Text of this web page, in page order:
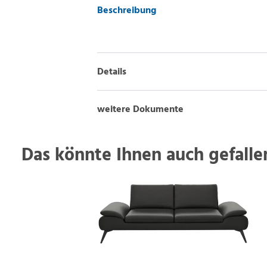
Beschreibung
Details
weitere Dokumente
Das könnte Ihnen auch